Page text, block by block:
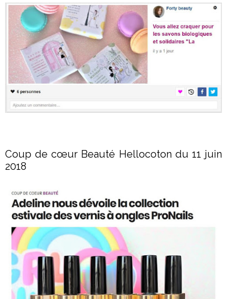
Coup de cœur Beauté Hellocoton du 11 juin
2018